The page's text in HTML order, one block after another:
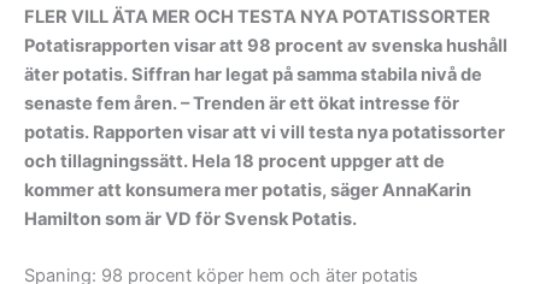
FLER VILL ÄTA MER OCH TESTA NYA POTATISSORTER
Potatisrapporten visar att 98 procent av svenska hushåll
äter potatis. Siffran har legat på samma stabila nivå de
senaste fem åren. – Trenden är ett ökat intresse för
potatis. Rapporten visar att vi vill testa nya potatissorter
och tillagningssätt. Hela 18 procent uppger att de
kommer att konsumera mer potatis, säger AnnaKarin
Hamilton som är VD för Svensk Potatis.
Spaning: 98 procent köper hem och äter potatis